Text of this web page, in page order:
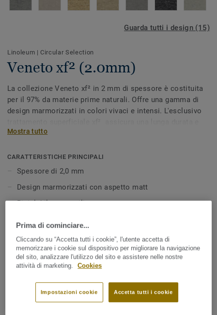
Guarda tutti i design (15)
Linoleum | Circular Selection
Veneto xf² (2.0mm)
La collezione Veneto xf² in 2 mm di spessore è costituita
per il 97% da materie prime naturali. Offre una gamma di
design marmorizzati in colori vivaci e intensi. L'esclusivo
facilità di pulizia e manutenzione a basso costo.
La collezione fa parte della Circular Selection.
Mostra tutto
CARATTERISTICHE PRINCIPALI
Spessore di 2,0 mm
Design marmorizzati con aspetto matt
Riciclabile post utilizzo
Trattamento superficiale xf² per una lunga durata e
resistenza
SPECIFICHE TECNICHE E AMBIENTALI
Tipologia di prodotto:
Linoleum marmorizzato
Classificazione residenziale: 23 Traffico intenso
Prima di cominciare...
Cliccando su “Accetta tutti i cookie”, l'utente accetta di
memorizzare i cookie sul dispositivo per migliorare la navigazione
del sito, analizzare l'utilizzo del sito e assistere nelle nostre
attività di marketing.
Cookies
Accetta tutti i cookie
Impostazioni cookie